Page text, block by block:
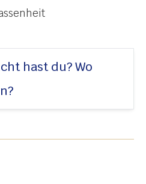
hast du? Wo